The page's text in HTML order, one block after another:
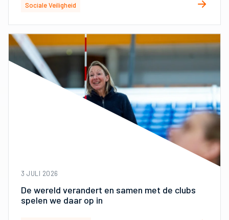
Sociale Veiligheid
3 JULI 2026
De wereld verandert en samen met de clubs
spelen we daar op in